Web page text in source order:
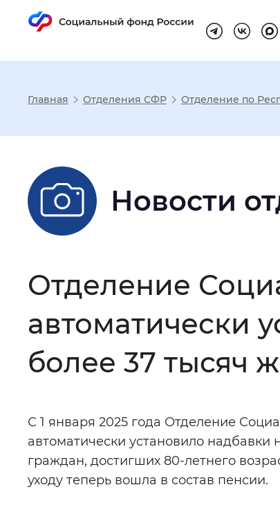
Настройка
Размер шрифта
Шрифт
Интервал между буквами :
Звуковой ассистент:
Главная Отделения СФР Отделение по
Новости
Отделение
автоматически
более 37 тысяч
С 1 января 2025 года Отделение
автоматически установило
граждан, достигших 80-летнего
уходу теперь вошла в состав пенсии.